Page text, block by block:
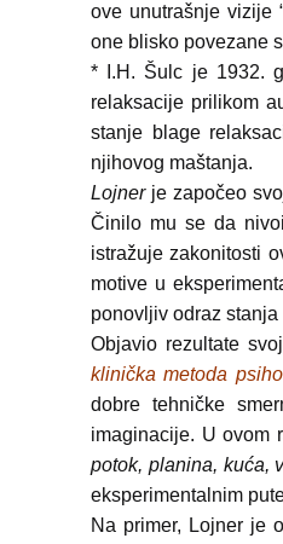
ove unutrašnje vizije
one blisko povezane
* I.H. Šulc je 1932.
relaksacije prilikom
stanje blage
njihovog maštanja.
Lojnerje započeo
Činilo mu se da
istražuje zakonitosti
motive u
ponovljiv odraz
Objavio rezultate
klinička metoda
dobre tehničke
imaginacije. U ovom
potok, planina, kuća,
eksperimentalnim
Na primer, Lojner je